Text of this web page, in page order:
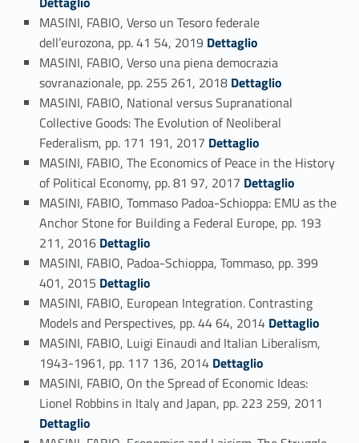
MASINI, FABIO, Verso un Tesoro federale
dell’eurozona, pp. 41 54, 2019 Link identifier #identifier_person_10528-134
Dettaglio
MASINI, FABIO, Verso una piena democrazia
sovranazionale, pp. 255 261, 2018 Link identifier #identifier_person_426-135
Dettaglio
MASINI, FABIO, National versus Supranational
Collective Goods: The Evolution of Neoliberal
Federalism, pp. 171 191, 2017 Link identifier #identifier_person_182394-136
Dettaglio
MASINI, FABIO, The Economics of Peace in the History
of Political Economy, pp. 81 97, 2017 Link identifier #identifier_person_146639-137
Dettaglio
MASINI, FABIO, Tommaso Padoa-Schioppa: EMU as the
Anchor Stone for Building a Federal Europe, pp. 193
211, 2016 Link identifier #identifier_person_141310-138
Dettaglio
MASINI, FABIO, Padoa-Schioppa, Tommaso, pp. 399
401, 2015 Link identifier #identifier_person_10213-139
Dettaglio
MASINI, FABIO, European Integration. Contrasting
Models and Perspectives, pp. 44 64, 2014 Link identifier #identifier_person_130920-140
Dettaglio
MASINI, FABIO, Luigi Einaudi and Italian Liberalism,
1943-1961, pp. 117 136, 2014 Link identifier #identifier_person_50039-141
Dettaglio
MASINI, FABIO, On the Spread of Economic Ideas:
Lionel Robbins in Italy and Japan, pp. 223 259, 2011
Dettaglio